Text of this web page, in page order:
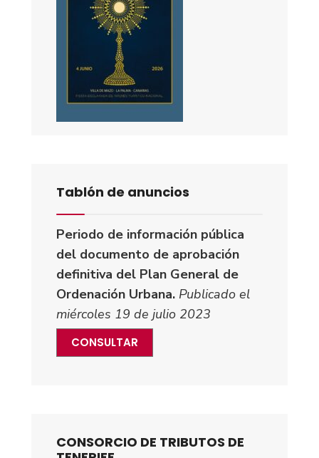
Tablón de anuncios
Periodo de información pública
del documento de aprobación
definitiva del Plan General de
Ordenación Urbana. Publicado el
miércoles 19 de julio 2023
CONSULTAR
CONSORCIO DE TRIBUTOS DE